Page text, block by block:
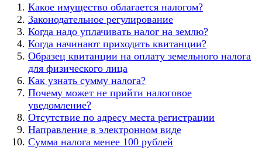
Какое имущество облагается налогом?
Законодательное регулирование
Когда надо уплачивать налог на землю?
Когда начинают приходить квитанции?
Образец квитанции на оплату земельного налога
для физического лица
Как узнать сумму налога?
Почему может не прийти налоговое
уведомление?
Отсутствие по адресу места регистрации
Направление в электронном виде
Сумма налога менее 100 рублей